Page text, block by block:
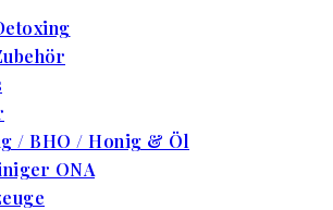
/ BHO / Honig & Öl
ONA